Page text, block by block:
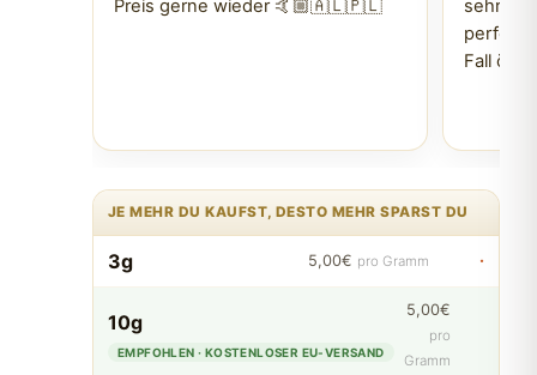
Preis gerne wieder 🤙🏼🇦🇱🇵🇱
sehr
perfekt
Fall
JE MEHR DU KAUFST, DESTO MEHR SPARST DU
3g 5,00€ pro Gramm ·
10g
EMPFOHLEN · KOSTENLOSER EU-VERSAND
5,00€
pro
Gramm